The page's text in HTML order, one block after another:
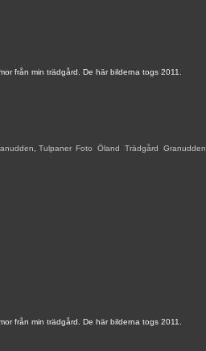
från min trädgård. De här bilderna togs 2011.
Tulpaner, Foto Öland Trädgård Granudden
från min trädgård. De här bilderna togs 2011.